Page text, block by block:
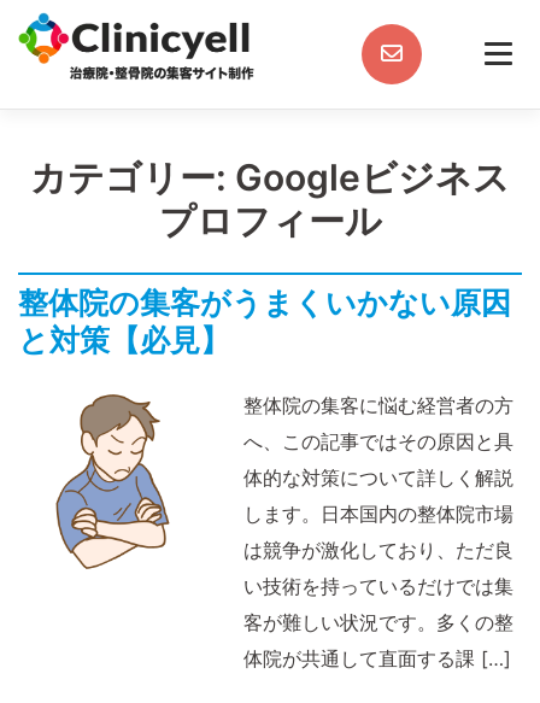
content
カテゴリー: Googleビジネス
プロフィール
整体院の集客がうまくいかない原因
と対策【必見】
整体院の集客に悩む経営者の方
へ、この記事ではその原因と具
体的な対策について詳しく解説
します。日本国内の整体院市場
は競争が激化しており、ただ良
い技術を持っているだけでは集
客が難しい状況です。多くの整
体院が共通して直面する課 […]